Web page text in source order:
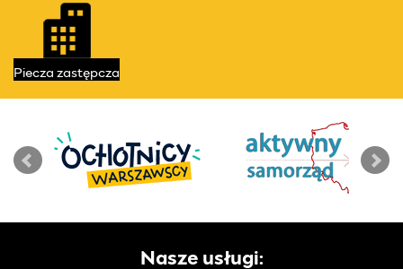
Piecza zastępcza
Nasze usługi: